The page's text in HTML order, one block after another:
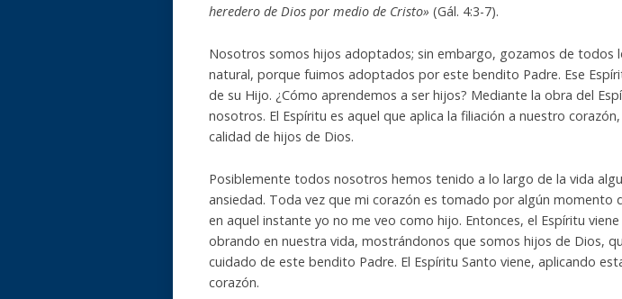
heredero de Dios por medio de Cristo» (Gál. 4:3-7).
Nosotros somos hijos adoptados; sin embargo, gozamos de todos
natural, porque fuimos adoptados por este bendito Padre. Ese
de su Hijo. ¿Cómo aprendemos a ser hijos? Mediante la obra del
nosotros. El Espíritu es aquel que aplica la filiación a nuestro
calidad de hijos de Dios.
Posiblemente todos nosotros hemos tenido a lo largo de la vida
ansiedad. Toda vez que mi corazón es tomado por algún momento
en aquel instante yo no me veo como hijo. Entonces, el Espíritu
obrando en nuestra vida, mostrándonos que somos hijos de Dios,
cuidado de este bendito Padre. El Espíritu Santo viene, aplicando
corazón.